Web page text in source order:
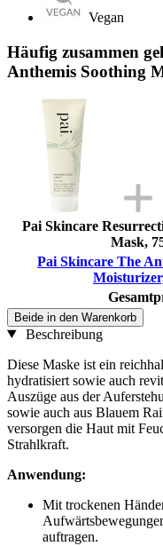
Vegan
Häufig zusammen
Anthemis Soothing
Pai Skincare
Mask,
Pai Skincare The
Beide in den Warenkorb
Beschreibung
Diese Maske ist ein
hydratisiert sowie auch
Auszüge aus der
sowie auch aus Blauem
versorgen die Haut mit
Strahlkraft.
Anwendung:
Mit trockenen
auftragen.